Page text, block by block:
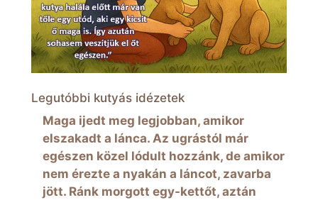
Legutóbbi kutyás idézetek
Maga ijedt meg legjobban, amikor
elszakadt a lánca. Az ugrástól már
egészen közel lódult hozzánk, de amikor
nem érezte a nyakán a láncot, zavarba
jött. Ránk morgott egy-kettőt, aztán